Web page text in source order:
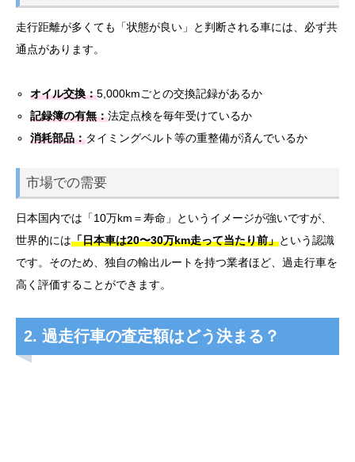
走行距離が多くても「状態が良い」と判断される車には、必ず共
通点があります。
オイル交換：5,000kmごとの交換記録があるか
記録簿の有無：法定点検を毎年受けているか
消耗部品：タイミングベルト等の重整備が済んでいるか
市場での需要
日本国内では「10万km＝寿命」というイメージが強いですが、
世界的には「日本車は20〜30万km走って当たり前」という認識
です。そのため、独自の輸出ルートを持つ業者ほど、過走行車を
高く評価することができます。
2. 過走行車の査定額はどう決まる？